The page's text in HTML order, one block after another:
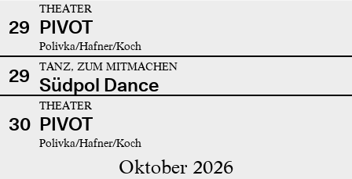
29
THEATER
PIVOT
Polivka/Hafner/Koch
29 TANZ, ZUM MITMACHEN
Südpol Dance
30
THEATER
PIVOT
Polivka/Hafner/Koch
Oktober 2026